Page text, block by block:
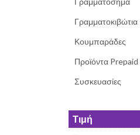
Γραμματοκιβώτια
Κουμπαράδες
Προϊόντα Prepaid
Συσκευασίες
Τιμή